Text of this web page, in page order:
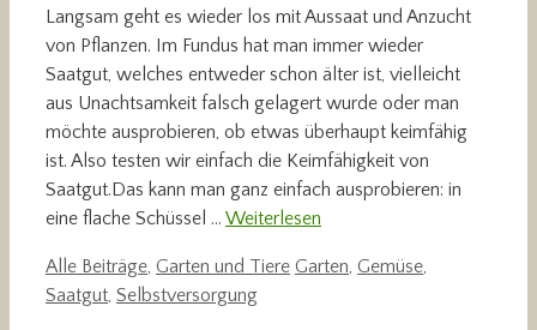
Langsam geht es wieder los mit Aussaat und Anzucht
von Pflanzen. Im Fundus hat man immer wieder
Saatgut, welches entweder schon älter ist, vielleicht
aus Unachtsamkeit falsch gelagert wurde oder man
möchte ausprobieren, ob etwas überhaupt keimfähig
ist. Also testen wir einfach die Keimfähigkeit von
Saatgut.Das kann man ganz einfach ausprobieren: in
eine flache Schüssel … Weiterlesen
Kategorien
Alle Beiträge, Garten und Tiere Schlagwörter
Garten, Gemüse,
Saatgut, Selbstversorgung